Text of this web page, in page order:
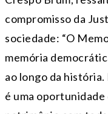
compromisso da
sociedade: “O
memória
ao longo da
é uma